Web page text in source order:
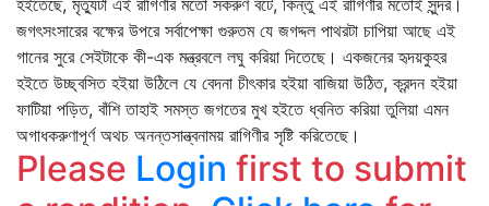
হইতেছে, মৃত্যুটা এই রাগিণীর মতো সকরুণ বটে, কিন্তু এই রাগিণীর মতোই সুন্দর।
জগৎসংসারের বক্ষের উপরে সর্বাপেক্ষা গুরুতম যে জগদ্দল পাথরটা চাপিয়া আছে এই
গানের সুরে সেইটাকে কী-এক মন্ত্রবলে লঘু করিয়া দিতেছে। একজনের হৃদয়কুহর
হইতে উচ্ছ্বসিত হইয়া উঠিলে যে বেদনা চীৎকার হইয়া বাজিয়া উঠিত, ক্রন্দন হইয়া
ফাটিয়া পড়িত, বাঁশি তাহাই সমস্ত জগতের মুখ হইতে ধ্বনিত করিয়া তুলিয়া এমন
অগাধকরুণাপূর্ণ অথচ অনন্তসান্ত্বনাময় রাগিণীর সৃষ্টি করিতেছে।
Please Login first to submit